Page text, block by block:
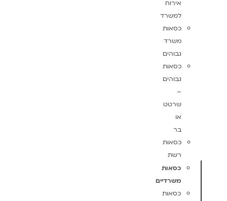
אירוח
למשרד
כסאות
משרד
גבוהים
כסאות
גבוהים
–
שרטט
או
בר
כסאות
רשת
כסאות
משרדיים
כסאות